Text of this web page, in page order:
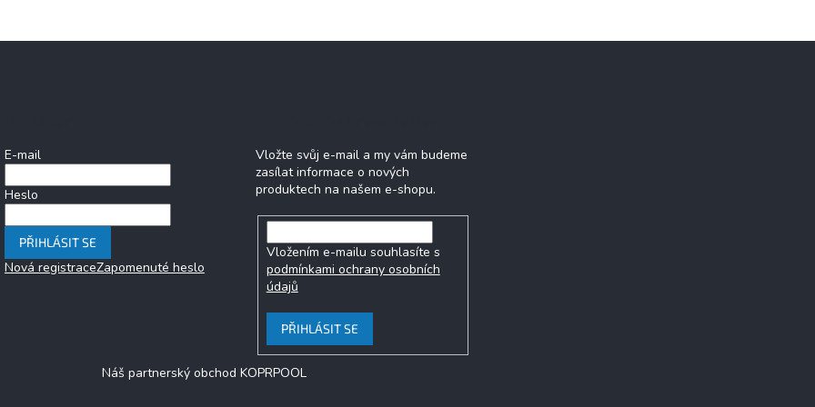
á
v
k
y
ý
p
i
s
E-mail
Heslo
PŘIHLÁSIT SE
Nová registraceZapomenuté heslo
Vložte svůj e-mail a my vám budeme
zasílat informace o nových
produktech na našem e-shopu.
Vložením e-mailu souhlasíte s
podmínkami ochrany osobních
údajů
PŘIHLÁSIT SE
Náš partnerský obchod KOPRPOOL